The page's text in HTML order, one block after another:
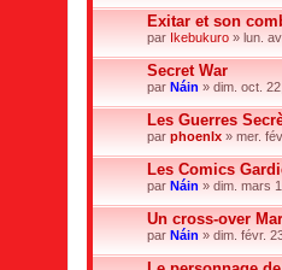
Exitar et son
par Ikebukuro » lun.
Secret War
par Náin » dim. oct.
Les Guerres
par phoenlx » mer.
Les Comics
par Náin » dim. mars
Un cross-over
par Náin » dim. févr.